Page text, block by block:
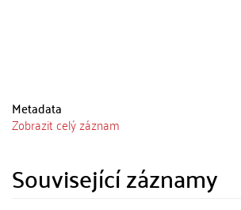
Metadata
Zobrazit celý záznam
Související záznamy